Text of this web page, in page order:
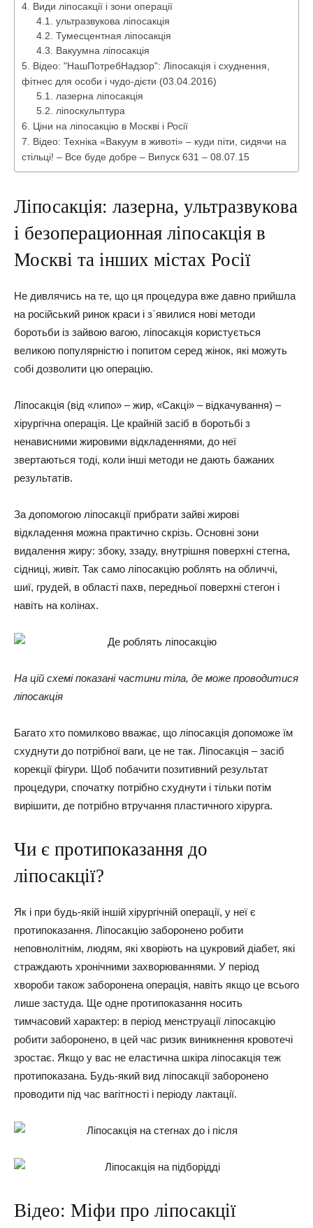
Види ліпосакції і зони операції
ультразвукова ліпосакція
Тумесцентная ліпосакція
Вакуумна ліпосакція
Відео: "НашПотребНадзор": Ліпосакція і схуднення,
фітнес для особи і чудо-дієти (03.04.2016)
лазерна ліпосакція
ліпоскульптура
Ціни на ліпосакцію в Москві і Росії
Відео: Техніка «Вакуум в животі» – куди піти, сидячи на
стільці! – Все буде добре – Випуск 631 – 08.07.15
Ліпосакція: лазерна, ультразвукова
і безоперационная ліпосакція в
Москві та інших містах Росії
Не дивлячись на те, що ця процедура вже давно прийшла
на російський ринок краси і з`явилися нові методи
боротьби із зайвою вагою, ліпосакція користується
великою популярністю і попитом серед жінок, які можуть
собі дозволити цю операцію.
Ліпосакція (від «липо» – жир, «Сакці» – відкачування) –
хірургічна операція. Це крайній засіб в боротьбі з
ненависними жировими відкладеннями, до неї
звертаються тоді, коли інші методи не дають бажаних
результатів.
За допомогою ліпосакції прибрати зайві жирові
відкладення можна практично скрізь. Основні зони
видалення жиру: збоку, ззаду, внутрішня поверхні стегна,
сідниці, живіт. Так само ліпосакцію роблять на обличчі,
шиї, грудей, в області пахв, передньої поверхні стегон і
навіть на колінах.
На цій схемі показані частини тіла, де може проводитися
ліпосакція
Багато хто помилково вважає, що ліпосакція допоможе їм
схуднути до потрібної ваги, це не так. Ліпосакція – засіб
корекції фігури. Щоб побачити позитивний результат
процедури, спочатку потрібно схуднути і тільки потім
вирішити, де потрібно втручання пластичного хірурга.
Чи є протипоказання до
ліпосакції?
Як і при будь-якій іншій хірургічній операції, у неї є
протипоказання. Ліпосакцію заборонено робити
неповнолітнім, людям, які хворіють на цукровий діабет, які
страждають хронічними захворюваннями. У період
хвороби також заборонена операція, навіть якщо це всього
лише застуда. Ще одне протипоказання носить
тимчасовий характер: в період менструації ліпосакцію
робити заборонено, в цей час ризик виникнення кровотечі
зростає. Якщо у вас не еластична шкіра ліпосакція теж
протипоказана. Будь-який вид ліпосакції заборонено
проводити під час вагітності і періоду лактації.
Відео: Міфи про ліпосакції